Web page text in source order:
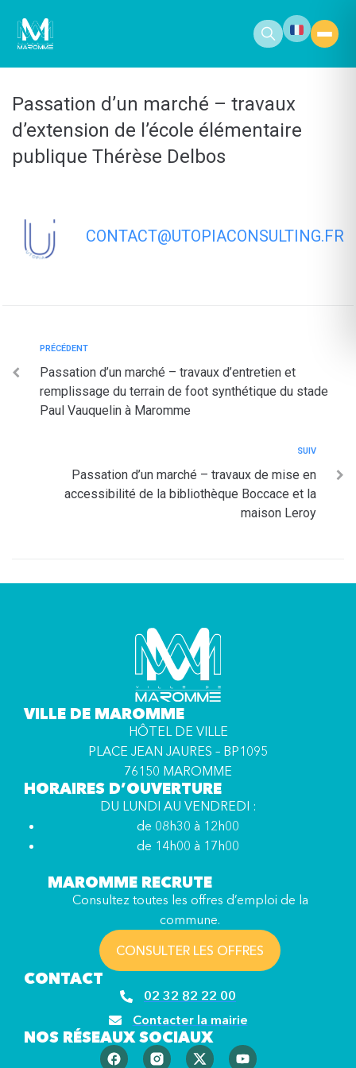
principal
Passation d’un marché – travaux
d’extension de l’école élémentaire
publique Thérèse Delbos
CONTACT@UTOPIACONSULTING.FR
PRÉCÉDENT
Passation d’un marché – travaux d’entretien et
remplissage du terrain de foot synthétique du stade
Paul Vauquelin à Maromme
SUIV
Passation d’un marché – travaux de mise en
accessibilité de la bibliothèque Boccace et la
maison Leroy
VILLE DE MAROMME
HÔTEL DE VILLE
PLACE JEAN JAURES – BP1095
76150 MAROMME
HORAIRES D’OUVERTURE
DU LUNDI AU VENDREDI :
de 08h30 à 12h00
de 14h00 à 17h00
MAROMME RECRUTE
Consultez toutes les offres d’emploi de la
commune.
CONSULTER LES OFFRES
CONTACT
02 32 82 22 00
Contacter la mairie
NOS RÉSEAUX SOCIAUX